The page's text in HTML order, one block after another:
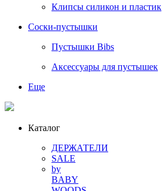
Клипсы силикон и пластик
Соски-пустышки
Пустышки Bibs
Аксессуары для пустышек
Еще
Каталог
ДЕРЖАТЕЛИ
SALE
by
BABY